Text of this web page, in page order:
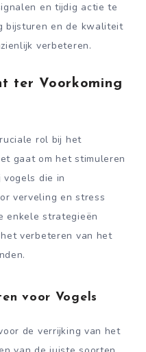
en tijdig actie te
bijsturen en de kwaliteit
verbeteren.
ter Voorkoming
rol bij het
gaat om het stimuleren
die in
verveling en stress
enkele strategieën
verbeteren van het
voor Vogels
de verrijking van het